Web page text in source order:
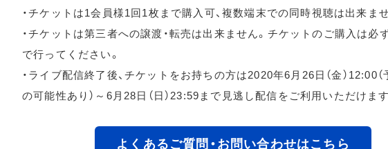
・チケットは1会員様1回1枚まで購入可、複数端末での同時視聴は出来ませ
・チケットは第三者への譲渡・転売は出来ません。チケットのご購入は必
で行ってください。
・ライブ配信終了後、チケットをお持ちの方は2020年6月26日（金）12:00
の可能性あり）～6月28日（日）23:59まで見逃し配信をご利用いただけます
よくあるご質問・お問い合わせはこちら